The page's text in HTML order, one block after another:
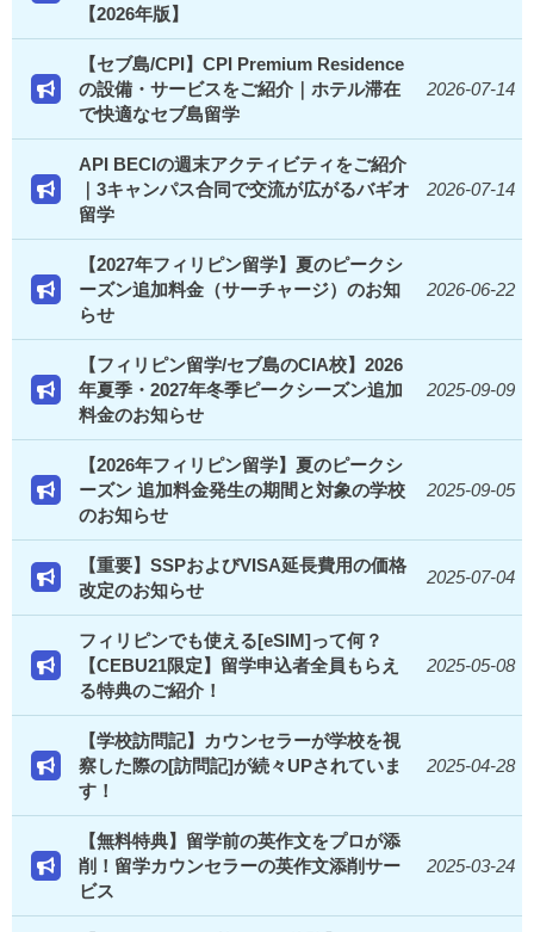
【2026年版】
【セブ島/CPI】CPI Premium Residence
の設備・サービスをご紹介｜ホテル滞在
で快適なセブ島留学
2026-07-14
API BECIの週末アクティビティをご紹介
｜3キャンパス合同で交流が広がるバギオ
留学
2026-07-14
【2027年フィリピン留学】夏のピークシ
ーズン追加料金（サーチャージ）のお知
らせ
2026-06-22
【フィリピン留学/セブ島のCIA校】2026
年夏季・2027年冬季ピークシーズン追加
料金のお知らせ
2025-09-09
【2026年フィリピン留学】夏のピークシ
ーズン 追加料金発生の期間と対象の学校
のお知らせ
2025-09-05
【重要】SSPおよびVISA延長費用の価格
改定のお知らせ
2025-07-04
フィリピンでも使える[eSIM]って何？
【CEBU21限定】留学申込者全員もらえ
る特典のご紹介！
2025-05-08
【学校訪問記】カウンセラーが学校を視
察した際の[訪問記]が続々UPされていま
す！
2025-04-28
【無料特典】留学前の英作文をプロが添
削！留学カウンセラーの英作文添削サー
ビス
2025-03-24